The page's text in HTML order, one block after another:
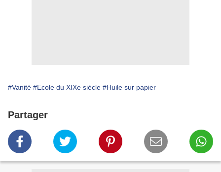
#Vanité #Ecole du XIXe siècle #Huile sur papier
Partager